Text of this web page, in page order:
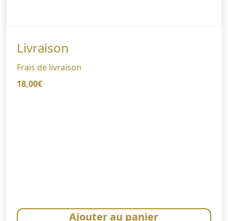
Livraison
Frais de livraison
18,00€
Ajouter au panier